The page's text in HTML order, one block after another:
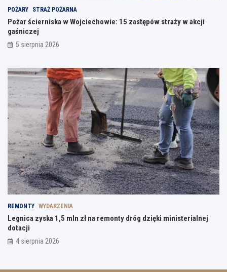
POŻARY STRAŻ POŻARNA
Pożar ścierniska w Wojciechowie: 15 zastępów straży w akcji
gaśniczej
5 sierpnia 2026
REMONTY WYDARZENIA
Legnica zyska 1,5 mln zł na remonty dróg dzięki ministerialnej
dotacji
4 sierpnia 2026